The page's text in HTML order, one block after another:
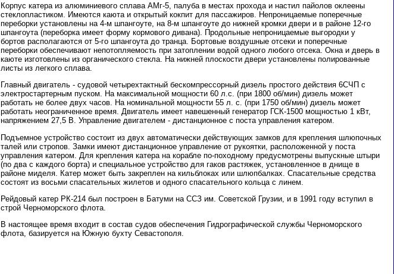
Корпус катера из алюминиевого сплава АМг-5, палуба в местах прохода и настил пайолов оклеены
стеклопластиком. Имеются каюта и открытый кокпит для пассажиров. Непроницаемые поперечные
переборки установлены на 4-м шпангоуте, на 8-м шпангоуте до нижней кромки двери и в районе 12-го
шпангоута (переборка имеет форму кормового дивана). Продольные непроницаемые выгородки у
бортов располагаются от 5-го шпангоута до транца. Бортовые воздушные отсеки и поперечные
переборки обеспечивают непотопляемость при затоплении водой одного любого отсека. Окна и дверь в
каюте изготовлены из органического стекла. На нижней плоскости двери установлены полированные
листы из легкого сплава.
Главный двигатель - судовой четырехтактный бескомпрессорный дизель простого действия 6СЧП с
электростартерным пуском. На максимальной мощности 60 л.с. (при 1800 об/мин) дизель может
работать не более двух часов. На номинальной мощности 55 л. с. (при 1750 об/мин) дизель может
работать неограниченное время. Двигатель имеет навешенный генератор ГСК-1500 мощностью 1 кВт,
напряжением 27,5 В. Управление двигателем - дистанционное с поста управления катером.
Подъемное устройство состоит из двух автоматически действующих замков для крепления шлюпочных
талей или стропов. Замки имеют дистанционное управление от рукоятки, расположенной у поста
управления катером. Для крепления катера на корабле по-походному предусмотрены выпускные штыри
(по два с каждого борта) и специальное устройство для гаков растяжек, установленное в днище в
районе миделя. Катер может быть закреплен на кильблоках или шлюпбалках. Спасательные средства
состоят из восьми спасательных жилетов и одного спасательного кольца с линем.
Рейдовый катер РК-214 был построен в Батуми на ССЗ им. Советской Грузии, и в 1991 году вступил в
строй Черноморского флота.
В настоящее время входит в состав судов обеспечения Гидрографической службы Черноморского
флота, базируется на Южную бухту Севастополя.